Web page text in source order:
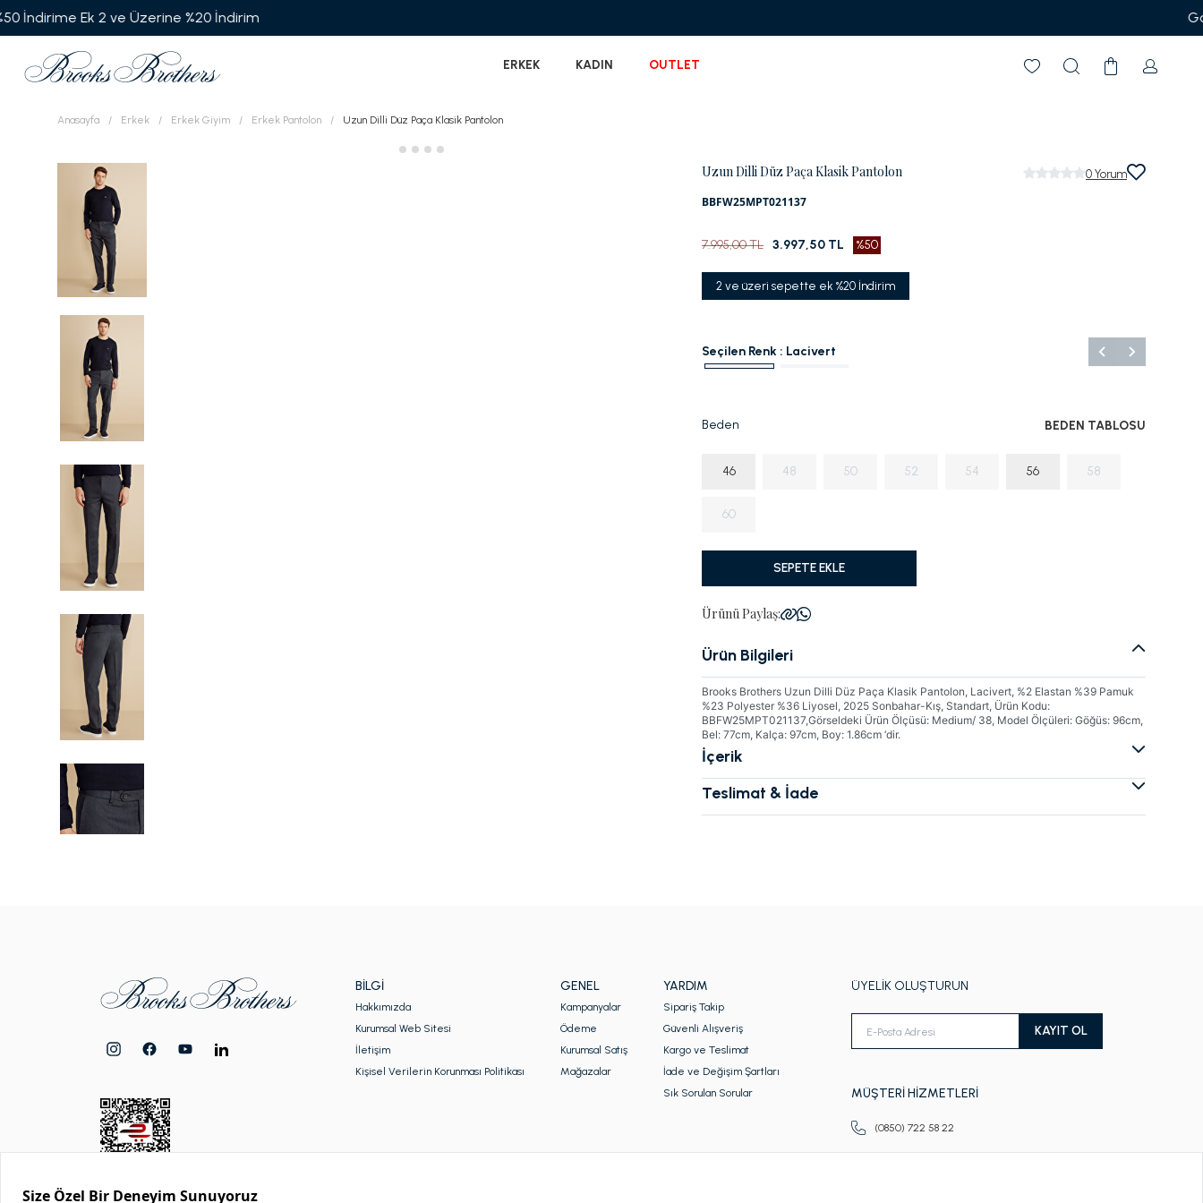
ERKEK KADIN OUTLET
Anasayfa Erkek Erkek Giyim Erkek Pantolon Uzun Dilli Düz Paça Klasik Pantolon
Uzun Dilli Düz Paça Klasik Pantolon
BBFW25MPT021137
0 Yorum
7.995,00 TL 3.997,50 TL %50
2 ve üzeri sepette ek %20 İndirim
Seçilen Renk : Lacivert
Beden BEDEN TABLOSU
46 48 50 52 54 56 58
60
SEPETE EKLE
Ürünü Paylaş:
Ürün Bilgileri
Brooks Brothers Uzun Dilli Düz Paça Klasik Pantolon, Lacivert, %2 Elastan %39 Pamuk
%23 Polyester %36 Liyosel, 2025 Sonbahar-Kış, Standart, Ürün Kodu:
BBFW25MPT021137,Görseldeki Ürün Ölçüsü: Medium/ 38, Model Ölçüleri: Göğüs: 96cm,
Bel: 77cm, Kalça: 97cm, Boy: 1.86cm ‘dir.
İçerik
Teslimat & İade
BILGI
Hakkımızda
Kurumsal Web Sitesi
İletişim
Kişisel Verilerin Korunması Politikası
GENEL
Kampanyalar
Ödeme
Kurumsal Satış
Mağazalar
YARDIM
Sipariş Takip
Güvenli Alışveriş
Kargo ve Teslimat
İade ve Değişim Şartları
Sık Sorulan Sorular
ÜYELİK OLUŞTURUN
KAYIT OL
MÜŞTERİ HİZMETLERİ
(0850) 722 58 22